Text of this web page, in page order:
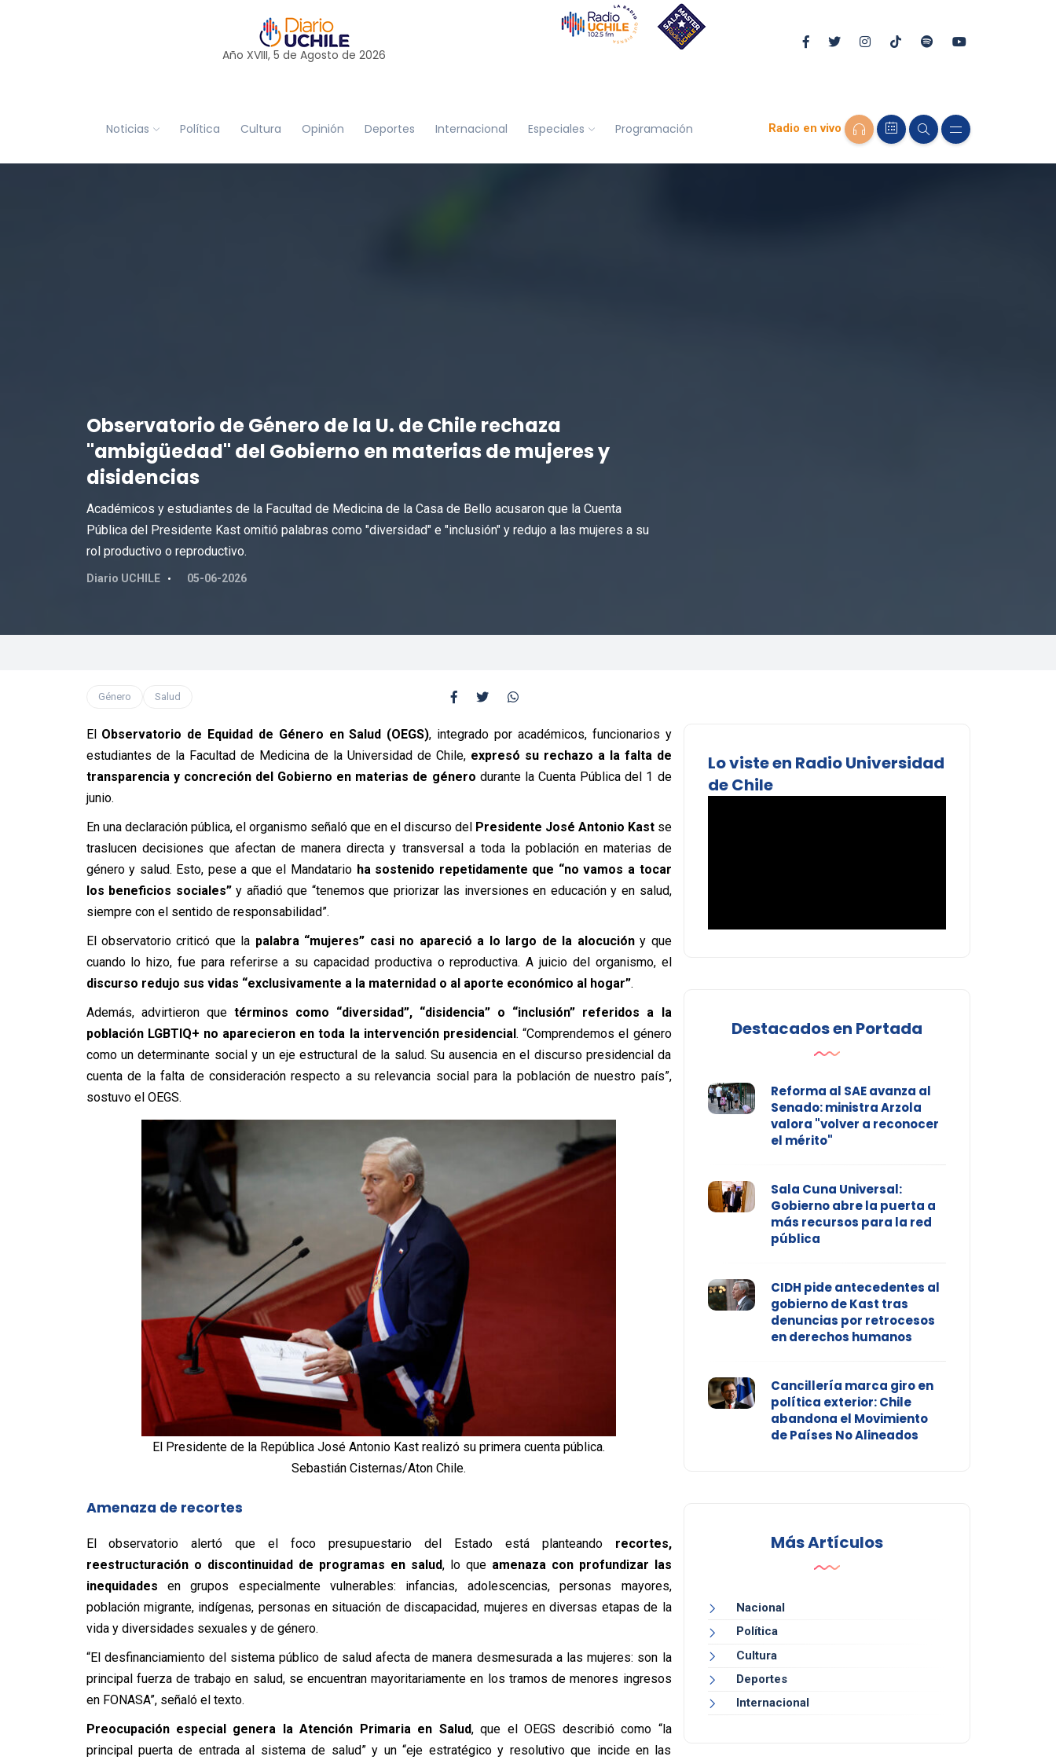
Año XVIII, 5 de Agosto de 2026
Noticias Política Cultura Opinión Deportes Internacional Especiales Programación Radio en vivo
Observatorio de Género de la U. de Chile rechaza
"ambigüedad" del Gobierno en materias de mujeres y
disidencias
Académicos y estudiantes de la Facultad de Medicina de la Casa de Bello acusaron que la Cuenta
Pública del Presidente Kast omitió palabras como "diversidad" e "inclusión" y redujo a las mujeres a su
rol productivo o reproductivo.
Diario UCHILE 05-06-2026
Género Salud
El Observatorio de Equidad de Género en Salud (OEGS), integrado por académicos, funcionarios y
estudiantes de la Facultad de Medicina de la Universidad de Chile, expresó su rechazo a la falta de
transparencia y concreción del Gobierno en materias de género durante la Cuenta Pública del 1 de
junio.
En una declaración pública, el organismo señaló que en el discurso del Presidente José Antonio Kastse
traslucen decisiones que afectan de manera directa y transversal a toda la población en materias de
género y salud. Esto, pese a que el Mandatario ha sostenido repetidamente que “no vamos a tocar
los beneficios sociales”y añadió que “tenemos que priorizar las inversiones en educación y en salud,
siempre con el sentido de responsabilidad”.
El observatorio criticó que la palabra “mujeres” casi no apareció a lo largo de la alocucióny que
cuando lo hizo, fue para referirse a su capacidad productiva o reproductiva. A juicio del organismo, el
discurso redujo sus vidas “exclusivamente a la maternidad o al aporte económico al hogar”.
Además, advirtieron que términos como “diversidad”, “disidencia” o “inclusión” referidos a la
población LGBTIQ+ no aparecieron en toda la intervención presidencial. “Comprendemos el género
como un determinante social y un eje estructural de la salud. Su ausencia en el discurso presidencial da
cuenta de la falta de consideración respecto a su relevancia social para la población de nuestro país”,
sostuvo el OEGS.
El Presidente de la República José Antonio Kast realizó su primera cuenta pública.
Sebastián Cisternas/Aton Chile.
Amenaza de recortes
El observatorio alertó que el foco presupuestario del Estado está planteandorecortes,
reestructuración o discontinuidad de programas en salud, lo que amenaza con profundizar las
inequidades en grupos especialmente vulnerables: infancias, adolescencias, personas mayores,
población migrante, indígenas, personas en situación de discapacidad, mujeres en diversas etapas de la
vida y diversidades sexuales y de género.
“El desfinanciamiento del sistema público de salud afecta de manera desmesurada a las mujeres: son la
principal fuerza de trabajo en salud, se encuentran mayoritariamente en los tramos de menores ingresos
en FONASA”, señaló el texto.
Preocupación especial genera la Atención Primaria en Salud, que el OEGS describió como “la
principal puerta de entrada al sistema de salud” y un “eje estratégico y resolutivo que incide en las
Lo viste en Radio Universidad
de Chile
Destacados en Portada
Reforma al SAE avanza al
Senado: ministra Arzola
valora "volver a reconocer
el mérito"
Sala Cuna Universal:
Gobierno abre la puerta a
más recursos para la red
pública
CIDH pide antecedentes al
gobierno de Kast tras
denuncias por retrocesos
en derechos humanos
Cancillería marca giro en
política exterior: Chile
abandona el Movimiento
de Países No Alineados
Más Artículos
Nacional
Política
Cultura
Deportes
Internacional